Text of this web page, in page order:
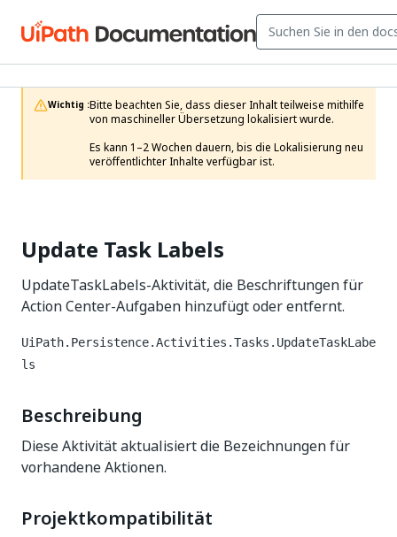
Wichtig :Bitte beachten Sie, dass dieser Inhalt teilweise mithilfe
von maschineller Übersetzung lokalisiert wurde.
Es kann 1–2 Wochen dauern, bis die Lokalisierung neu
veröffentlichter Inhalte verfügbar ist.
Update Task Labels
UpdateTaskLabels-Aktivität, die Beschriftungen für
Action Center-Aufgaben hinzufügt oder entfernt.
UiPath.Persistence.Activities.Tasks.UpdateTaskLabe
ls
Beschreibung
Diese Aktivität aktualisiert die Bezeichnungen für
vorhandene Aktionen.
Projektkompatibilität